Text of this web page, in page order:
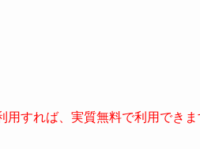
すれば、実質無料で利用できま